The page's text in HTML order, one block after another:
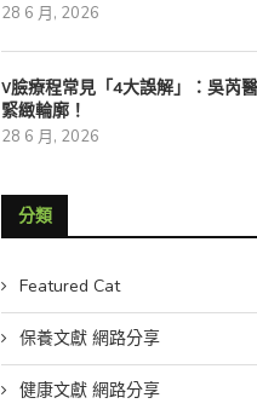
28 6 月, 2026
V臉療程常見「4大誤解」：吳芮
緊緻輪廓！
28 6 月, 2026
分類
Featured Cat
保養文獻 網路分享
健康文獻 網路分享